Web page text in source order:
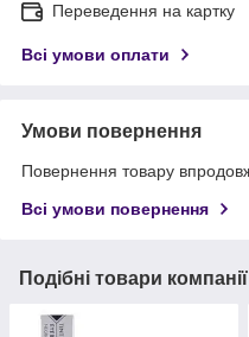
Переведення на картку
Всі умови оплати
Умови повернення
Повернення товару
Всі умови повернення
Подібні товари компанії